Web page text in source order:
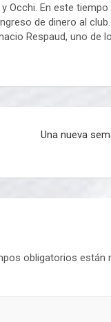
Occhi. En este
de dinero al
Respaud, uno de
Una nueva
obligatorios están